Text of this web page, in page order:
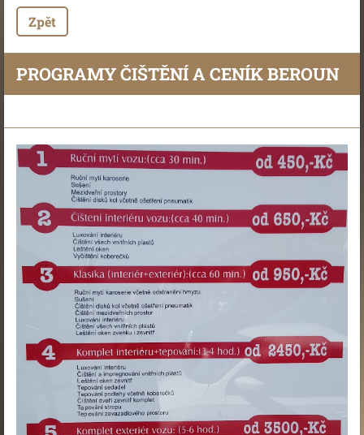
Zpět
PROGRAMY ČIŠTĚNÍ A CENÍK BEROUN